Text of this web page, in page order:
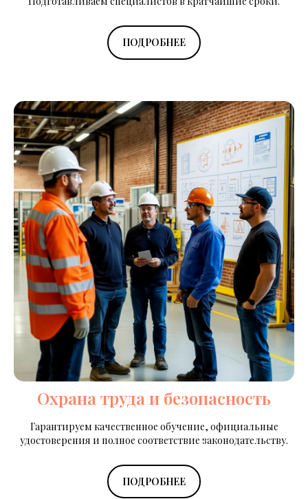
ПОДРОБНЕЕ
Охрана труда и безопасность
Гарантируем качественное обучение, официальные
удостоверения и полное соответствие законодательству.
ПОДРОБНЕЕ